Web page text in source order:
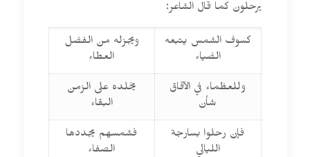
يرحلون كما قال الشاعر:
كسوف الشمس يتبعه
الضياء
ويجزله من الفضل
العطاء
وللعظماء في الآفاق
شأن
يخلده على الزمن
البقاء
فإن رحلوا بسارجة
الليالي
فشمسهم يجددها
الصفاء